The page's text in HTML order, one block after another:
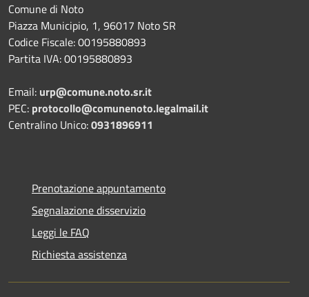
Comune di Noto
Piazza Municipio, 1, 96017 Noto SR
Codice Fiscale: 00195880893
Partita IVA: 00195880893
Email: urp@comune.noto.sr.it
PEC: protocollo@comunenoto.legalmail.it
Centralino Unico:0931896911
Prenotazione appuntamento
Segnalazione disservizio
Leggi le FAQ
Richiesta assistenza